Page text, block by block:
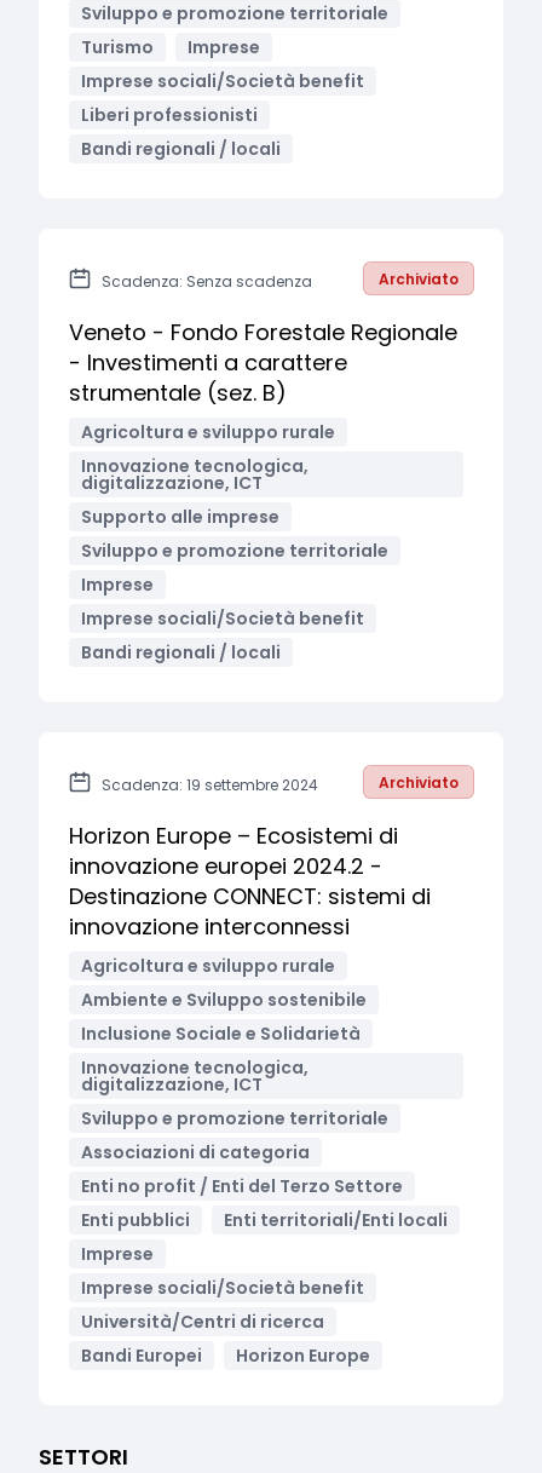
Sviluppo e promozione territoriale
Turismo
Imprese
Imprese sociali/Società benefit
Liberi professionisti
Bandi regionali / locali
Scadenza: Senza scadenza Archiviato
Veneto - Fondo Forestale Regionale
- Investimenti a carattere
strumentale (sez. B)
Agricoltura e sviluppo rurale
Innovazione tecnologica,
digitalizzazione, ICT
Supporto alle imprese
Sviluppo e promozione territoriale
Imprese
Imprese sociali/Società benefit
Bandi regionali / locali
Scadenza: 19 settembre 2024 Archiviato
Horizon Europe – Ecosistemi di
innovazione europei 2024.2 -
Destinazione CONNECT: sistemi di
innovazione interconnessi
Agricoltura e sviluppo rurale
Ambiente e Sviluppo sostenibile
Inclusione Sociale e Solidarietà
Innovazione tecnologica,
digitalizzazione, ICT
Sviluppo e promozione territoriale
Associazioni di categoria
Enti no profit / Enti del Terzo Settore
Enti pubblici
Enti territoriali/Enti locali
Imprese
Imprese sociali/Società benefit
Università/Centri di ricerca
Bandi Europei
Horizon Europe
SETTORI